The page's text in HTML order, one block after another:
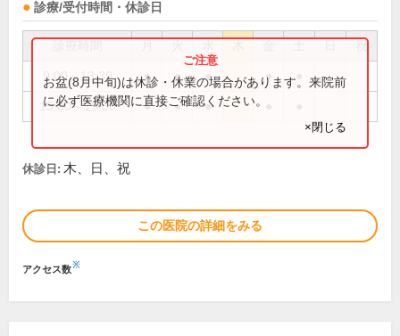
診療/受付時間・休診日
祝
9:00～13:30 ● ● ● ●
15:00～19:00 ● ● ●
お盆(8月中旬)は休診・休業の場合があります。来院前
に必ず医療機関に直接ご確認ください。
×閉じる
休診日: 木、日、祝
この医院の詳細をみる
アクセス数※